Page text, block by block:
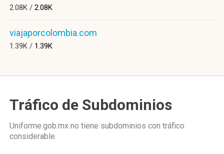
2.08K / 2.08K
viajaporcolombia.com
1.39K / 1.39K
Tráfico de Subdominios
Uniforme.gob.mx no tiene subdominios con tráfico
considerable.